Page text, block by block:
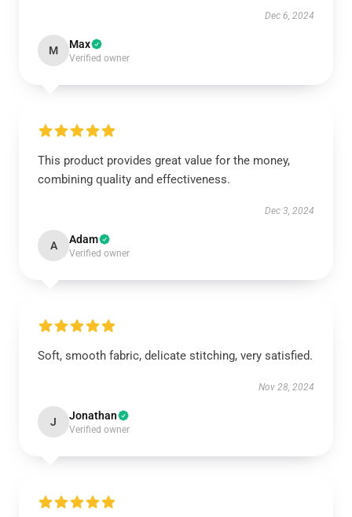
Dec 6, 2024
M Max
Verified owner
This product provides great value for the money,
combining quality and effectiveness.
Dec 3, 2024
A Adam
Verified owner
Soft, smooth fabric, delicate stitching, very satisfied.
Nov 28, 2024
J Jonathan
Verified owner